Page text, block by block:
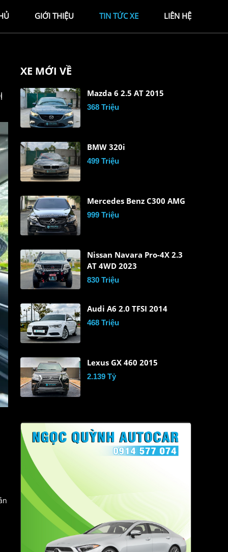
GIỚI THIỆU TIN TỨC XE LIÊN HỆ
XE MỚI VỀ
Mazda 6 2.5 AT 2015
368 Triệu
BMW 320i
499 Triệu
Mercedes Benz C300 AMG
999 Triệu
Nissan Navara Pro-4X 2.3
AT 4WD 2023
830 Triệu
Audi A6 2.0 TFSI 2014
468 Triệu
Lexus GX 460 2015
2.139 Tỷ